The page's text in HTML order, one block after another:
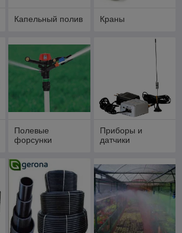
Капельный полив Краны
Полевые
форсунки
Приборы и
датчики